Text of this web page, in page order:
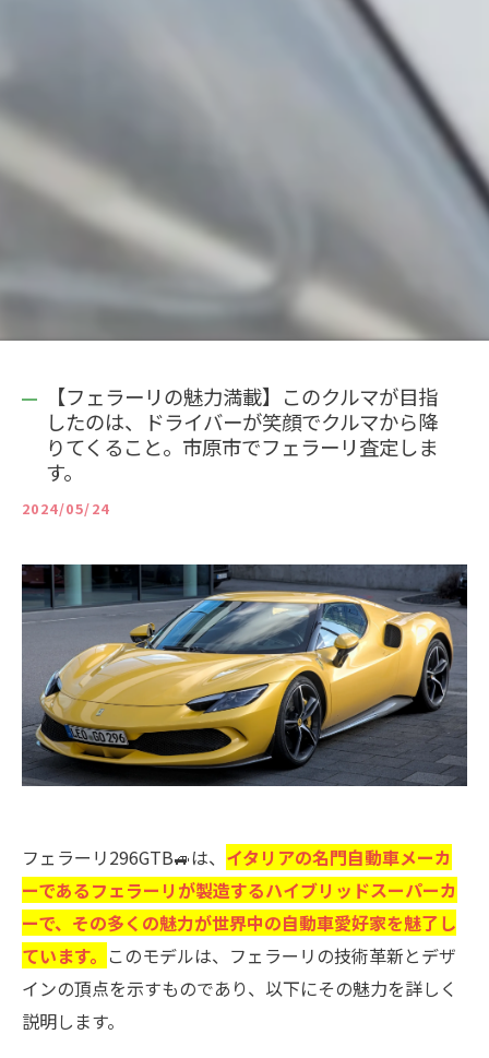
【フェラーリの魅力満載】このクルマが目指
したのは、ドライバーが笑顔でクルマから降
りてくること。市原市でフェラーリ査定しま
す。
2024/05/24
フェラーリ296GTB🚙は、 イタリアの名門自動車メーカ
ーであるフェラーリが製造するハイブリッドスーパーカ
ーで、その多くの魅力が世界中の自動車愛好家を魅了し
ています。 このモデルは、フェラーリの技術革新とデザ
インの頂点を示すものであり、以下にその魅力を詳しく
説明します。